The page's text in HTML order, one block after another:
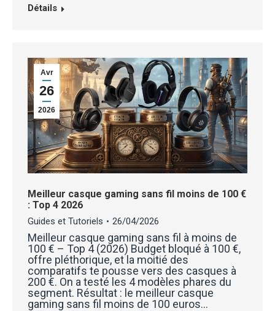
Détails
Avr
26
2026
Meilleur casque gaming sans fil moins de 100 €
: Top 4 2026
Guides et Tutoriels 26/04/2026
Meilleur casque gaming sans fil à moins de
100 € – Top 4 (2026) Budget bloqué à 100 €,
offre pléthorique, et la moitié des
comparatifs te pousse vers des casques à
200 €. On a testé les 4 modèles phares du
segment. Résultat : le meilleur casque
gaming sans fil moins de 100 euros…